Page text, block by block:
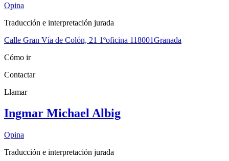
Opina
Traducción e interpretación jurada
Calle Gran Vía de Colón, 21 1ºoficina 118001Granada
Cómo ir
Contactar
Llamar
Ingmar Michael Albig
Opina
Traducción e interpretación jurada